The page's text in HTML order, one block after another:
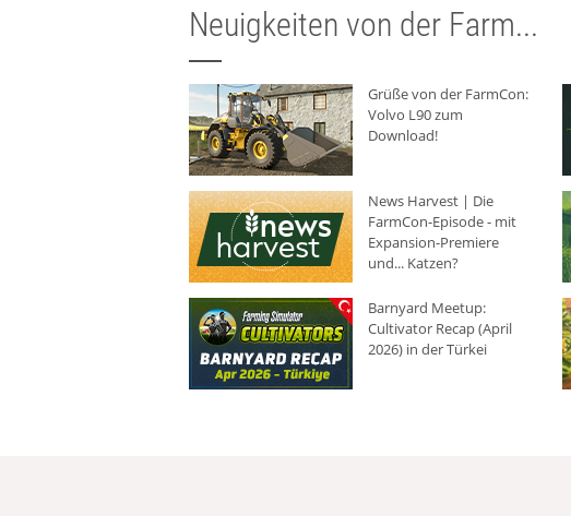
Neuigkeiten von der Farm...
Grüße von der FarmCon:
Volvo L90 zum
Download!
News Harvest | Die
FarmCon-Episode - mit
Expansion-Premiere
und... Katzen?
Barnyard Meetup:
Cultivator Recap (April
2026) in der Türkei